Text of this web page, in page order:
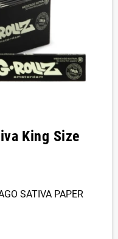
King Size
SATIVA PAPER